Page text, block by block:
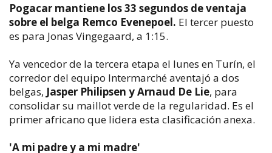
Pogacar mantiene los 33 segundos de ventaja
sobre el belga Remco Evenepoel. El tercer puesto
es para Jonas Vingegaard, a 1:15.
Ya vencedor de la tercera etapa el lunes en Turín, el
corredor del equipo Intermarché aventajó a dos
belgas, Jasper Philipsen y Arnaud De Lie, para
consolidar su maillot verde de la regularidad. Es el
primer africano que lidera esta clasificación anexa.
'A mi padre y a mi madre'